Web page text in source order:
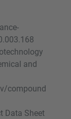
and
compound
Data Sheet